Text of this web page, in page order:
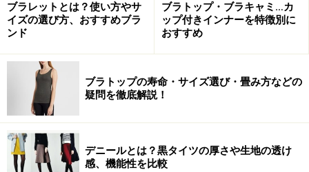
ブラレットとは？使い方やサ
イズの選び方、おすすめブラ
ンド
ブラトップ・ブラキャミ…カ
ップ付きインナーを特徴別に
おすすめ
ブラトップの寿命・サイズ選び・畳み方などの
疑問を徹底解説！
デニールとは？黒タイツの厚さや生地の透け
感、機能性を比較